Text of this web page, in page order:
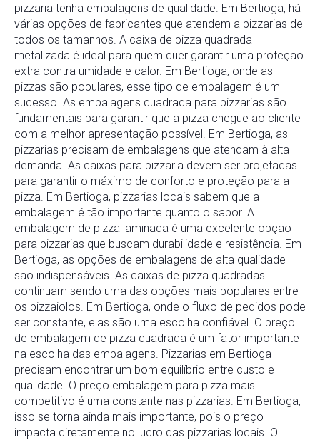
pizzaria tenha embalagens de qualidade. Em Bertioga, há
várias opções de fabricantes que atendem a pizzarias de
todos os tamanhos. A caixa de pizza quadrada
metalizada é ideal para quem quer garantir uma proteção
extra contra umidade e calor. Em Bertioga, onde as
pizzas são populares, esse tipo de embalagem é um
sucesso. As embalagens quadrada para pizzarias são
fundamentais para garantir que a pizza chegue ao cliente
com a melhor apresentação possível. Em Bertioga, as
pizzarias precisam de embalagens que atendam à alta
demanda. As caixas para pizzaria devem ser projetadas
para garantir o máximo de conforto e proteção para a
pizza. Em Bertioga, pizzarias locais sabem que a
embalagem é tão importante quanto o sabor. A
embalagem de pizza laminada é uma excelente opção
para pizzarias que buscam durabilidade e resistência. Em
Bertioga, as opções de embalagens de alta qualidade
são indispensáveis. As caixas de pizza quadradas
continuam sendo uma das opções mais populares entre
os pizzaiolos. Em Bertioga, onde o fluxo de pedidos pode
ser constante, elas são uma escolha confiável. O preço
de embalagem de pizza quadrada é um fator importante
na escolha das embalagens. Pizzarias em Bertioga
precisam encontrar um bom equilíbrio entre custo e
qualidade. O preço embalagem para pizza mais
competitivo é uma constante nas pizzarias. Em Bertioga,
isso se torna ainda mais importante, pois o preço
impacta diretamente no lucro das pizzarias locais. O